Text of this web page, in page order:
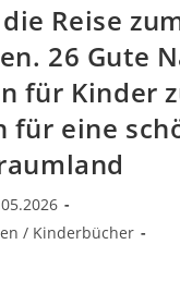
Reise
26 Gute
für Kinder
für eine
/ Kinderbücher